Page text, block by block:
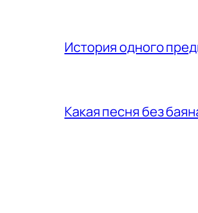
История одного
Какая песня без